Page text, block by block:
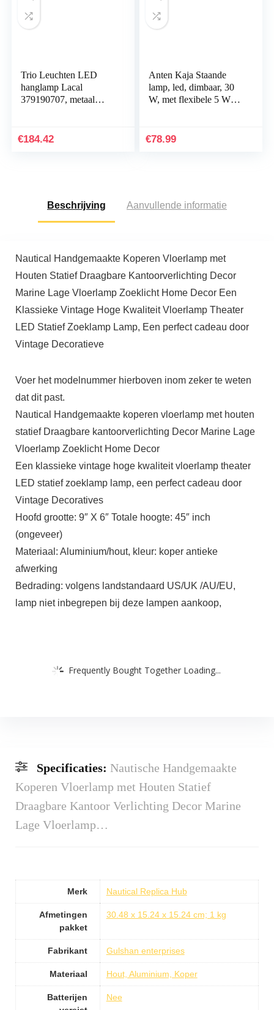
Trio Leuchten LED
hanglamp Lacal
379190707, metaal
touch dimmer
€184.42
Anten Kaja Staande
lamp, led, dimbaar, 30
W, met flexibele 5 W
lumen, met 4…
€78.99
Beschrijving Aanvullende informatie
Nautical Handgemaakte Koperen Vloerlamp met
Houten Statief Draagbare Kantoorverlichting Decor
Marine Lage Vloerlamp Zoeklicht Home Decor Een
Klassieke Vintage Hoge Kwaliteit Vloerlamp Theater
LED Statief Zoeklamp Lamp, Een perfect cadeau door
Vintage Decoratieve
Voer het modelnummer hierboven inom zeker te weten
dat dit past.
Nautical Handgemaakte koperen vloerlamp met houten
statief Draagbare kantoorverlichting Decor Marine Lage
Vloerlamp Zoeklicht Home Decor
Een klassieke vintage hoge kwaliteit vloerlamp theater
LED statief zoeklamp lamp, een perfect cadeau door
Vintage Decoratives
Hoofd grootte: 9″ X 6″ Totale hoogte: 45″ inch
(ongeveer)
Materiaal: Aluminium/hout, kleur: koper antieke
afwerking
Bedrading: volgens landstandaard US/UK /AU/EU,
lamp niet inbegrepen bij deze lampen aankoop,
Frequently Bought Together Loading...
Specificaties: Nautische Handgemaakte
Koperen Vloerlamp met Houten Statief
Draagbare Kantoor Verlichting Decor Marine
Lage Vloerlamp…
Merk Nautical Replica Hub
Afmetingen
pakket
30.48 x 15.24 x 15.24 cm; 1 kg
Fabrikant Gulshan enterprises
Materiaal Hout, Aluminium, Koper
Batterijen
Nee